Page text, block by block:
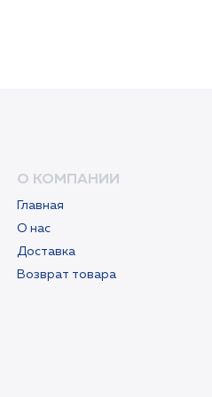
О КОМПАНИИ
Главная
О нас
Доставка
Возврат товара